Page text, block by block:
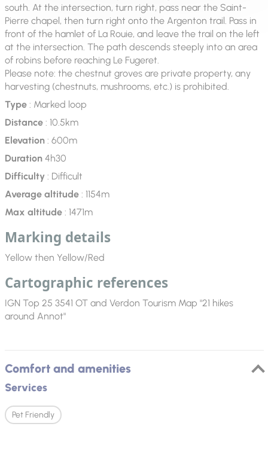
south. At the intersection, turn right, pass near the Saint-
Pierre chapel, then turn right onto the Argenton trail. Pass in
front of the hamlet of La Rouie, and leave the trail on the left
at the intersection. The path descends steeply into an area
of ​​robins before reaching Le Fugeret.
Please note: the chestnut groves are private property, any
harvesting (chestnuts, mushrooms, etc.) is prohibited.
Type: Marked loop
Distance: 10.5km
Elevation: 600m
Duration4h30
Difficulty: Difficult
Average altitude: 1154m
Max altitude: 1471m
Marking details
Yellow then Yellow/Red
Cartographic references
IGN Top 25 3541 OT and Verdon Tourism Map "21 hikes
around Annot"
Comfort and amenities
Services
Pet Friendly